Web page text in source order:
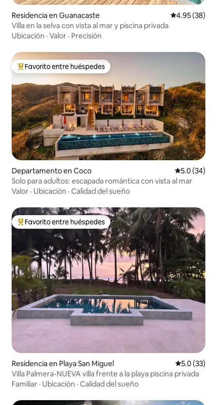
Residencia en Guanacaste Calificación
4.95 (38)
Villa en la selva con vista al mar y piscina privada
Ubicación · Valor · Precisión
De los mejores en Favorito entre huéspedes
Favorito entre huéspedes
Departamento en Coco Calificación
5.0 (34)
Solo para adultos: escapada romántica con vista al mar
Valor · Ubicación · Calidad del sueño
De los mejores en Favorito entre huéspedes
Favorito entre huéspedes
Residencia en Playa San Miguel Calificación
5.0 (33)
Villa Palmera-NUEVA villa frente a la playa piscina privada
Familiar · Ubicación · Calidad del sueño